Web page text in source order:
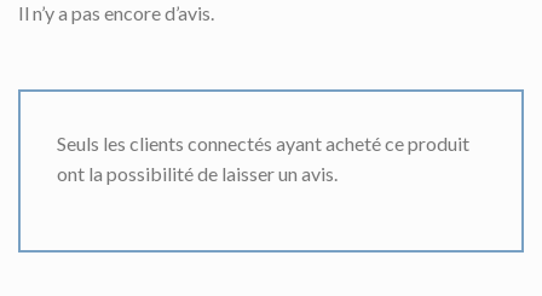
Il n’y a pas encore d’avis.
Seuls les clients connectés ayant acheté ce produit
ont la possibilité de laisser un avis.